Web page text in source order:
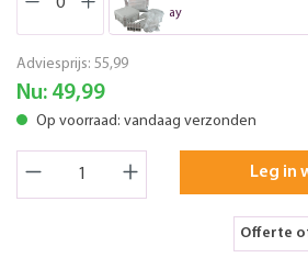
ay
Adviesprijs: 55,99
Nu: 49,99
Op voorraad: vandaag verzonden
Leg in
Offerte